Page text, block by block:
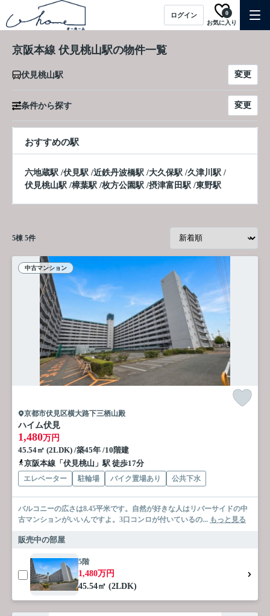
ログイン
お気に入り
0
京阪本線 伏見桃山駅の物件一覧
伏見桃山駅 変更
条件から探す 変更
おすすめの駅
六地蔵駅 /伏見駅 /近鉄丹波橋駅 /大久保駅 /久津川駅 /
伏見桃山駅 /樟葉駅 /枚方公園駅 /摂津富田駅 /東野駅
5棟 5件
中古マンション
京都市伏見区横大路下三栖山殿
ハイム伏見
1,480万円
45.54㎡ (2LDK) /築45年 /10階建
京阪本線「伏見桃山」駅 徒歩17分
エレベーター 駐輪場 バイク置場あり 公共下水
バルコニーの広さは8.45平米です。自然が好きな人はリバーサイドの中
古マンションがいいんですよ。3口コンロが付いているの... もっと見る
販売中の部屋
5階
1,480万円
45.54㎡ (2LDK)